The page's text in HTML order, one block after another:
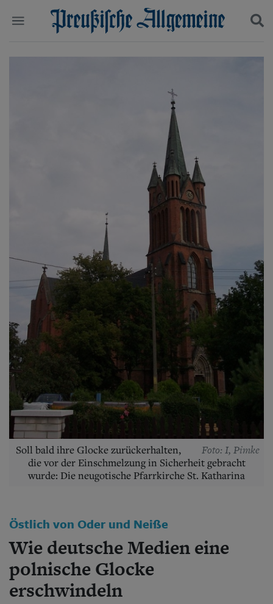
Wer wir sind
Aktuelle Ausgabe
Abonnenten-Login
Abonnent werden
Abo Prämien
Archiv
Mediadaten
Pommern
Berlin-Brandenburg
Schlesien
Danzig und Westpreußen
Bücher
Kontakt
Impressum
Datenschutz
Foto: I, Pimke
Soll bald ihre Glocke zurückerhalten,
die vor der Einschmelzung in Sicherheit gebracht
wurde: Die neugotische Pfarrkirche St. Katharina
Östlich von Oder und Neiße
Wie deutsche Medien eine
polnische Glocke
erschwindeln